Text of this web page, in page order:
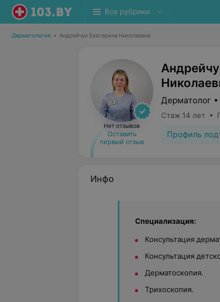
Все рубрики
Дерматология • Андрейчук Екатерина Николаевна
Нет отзывов
Оставить
первый отзыв
Дерматолог
Стаж 14 лет •
Профиль
Инфо
Специализация:
Консультация
Консультация
Дерматоскопия.
Трихоскопия.